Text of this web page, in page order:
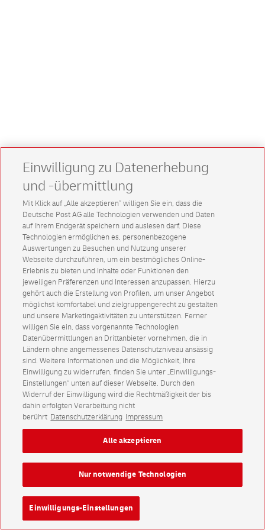
Einwilligung zu Datenerhebung
und -übermittlung
Mit Klick auf „Alle akzeptieren” willigen Sie ein, dass die
Deutsche Post AG alle Technologien verwenden und Daten
auf Ihrem Endgerät speichern und auslesen darf. Diese
Technologien ermöglichen es, personenbezogene
Auswertungen zu Besuchen und Nutzung unserer
Webseite durchzuführen, um ein bestmögliches Online-
Erlebnis zu bieten und Inhalte oder Funktionen den
jeweiligen Präferenzen und Interessen anzupassen. Hierzu
gehört auch die Erstellung von Profilen, um unser Angebot
möglichst komfortabel und zielgruppengerecht zu gestalten
und unsere Marketingaktivitäten zu unterstützen. Ferner
willigen Sie ein, dass vorgenannte Technologien
Datenübermittlungen an Drittanbieter vornehmen, die in
Ländern ohne angemessenes Datenschutzniveau ansässig
sind. Weitere Informationen und die Möglichkeit, Ihre
Einwilligung zu widerrufen, finden Sie unter „Einwilligungs-
Einstellungen“ unten auf dieser Webseite. Durch den
Widerruf der Einwilligung wird die Rechtmäßigkeit der bis
dahin erfolgten Verarbeitung nicht
berührt Datenschutzerklärung Impressum
Einwilligungs-Einstellungen
Nur notwendige Technologien
Alle akzeptieren